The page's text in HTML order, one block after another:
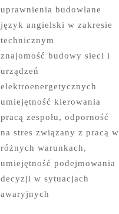
uprawnienia budowlane
język angielski w zakresie
technicznym
znajomość budowy sieci i
urządzeń
elektroenergetycznych
umiejętność kierowania
pracą zespołu, odporność
na stres związany z pracą w
różnych warunkach,
umiejętność podejmowania
decyzji w sytuacjach
awaryjnych